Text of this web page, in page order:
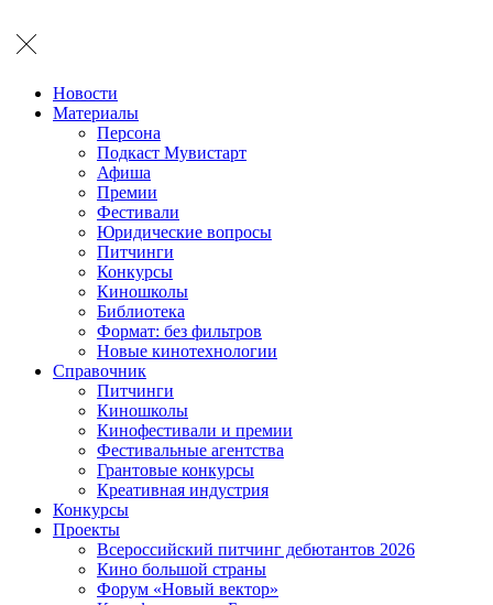
Новости
Материалы
Персона
Подкаст Мувистарт
Афиша
Премии
Фестивали
Юридические вопросы
Питчинги
Конкурсы
Киношколы
Библиотека
Формат: без фильтров
Новые кинотехнологии
Справочник
Питчинги
Киношколы
Кинофестивали и премии
Фестивальные агентства
Грантовые конкурсы
Креативная индустрия
Конкурсы
Проекты
Всероссийский питчинг дебютантов 2026
Кино большой страны
Форум «Новый вектор»